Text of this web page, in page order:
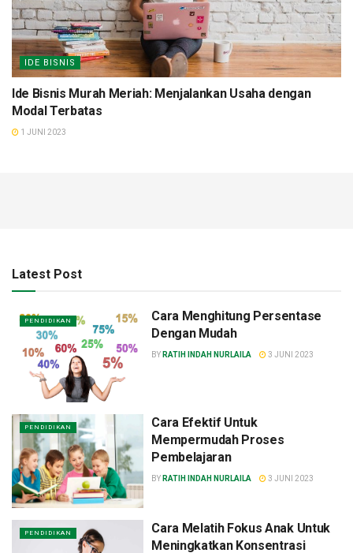
IDE BISNIS
Ide Bisnis Murah Meriah: Menjalankan Usaha dengan
Modal Terbatas
1 JUNI 2023
Latest Post
PENDIDIKAN
Cara Menghitung Persentase
Dengan Mudah
BY RATIH INDAH NURLAILA 3 JUNI 2023
PENDIDIKAN
Cara Efektif Untuk
Mempermudah Proses
Pembelajaran
BY RATIH INDAH NURLAILA 3 JUNI 2023
PENDIDIKAN
Cara Melatih Fokus Anak Untuk
Meningkatkan Konsentrasi